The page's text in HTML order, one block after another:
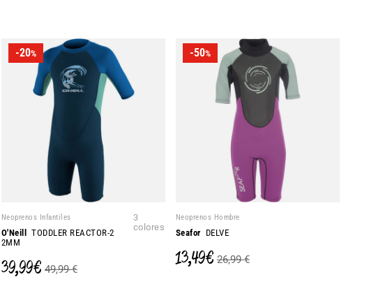
-20%
Neoprenos Infantiles
O'Neill
TODDLER REACTOR-2
2MM
3
colores
39,99 € 49,99 €
-50%
Neoprenos Hombre
Seafor DELVE
13,49 € 26,99 €